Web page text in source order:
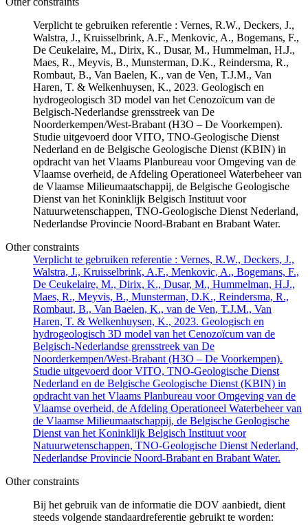
Verplicht te gebruiken referentie : Vernes, R.W., Deckers, J.,
Walstra, J., Kruisselbrink, A.F., Menkovic, A., Bogemans, F.,
De Ceukelaire, M., Dirix, K., Dusar, M., Hummelman, H.J.,
Maes, R., Meyvis, B., Munsterman, D.K., Reindersma, R.,
Rombaut, B., Van Baelen, K., van de Ven, T.J.M., Van
Haren, T. & Welkenhuysen, K., 2023. Geologisch en
hydrogeologisch 3D model van het Cenozoïcum van de
Belgisch-Nederlandse grensstreek van De
Noorderkempen/West-Brabant (H3O – De Voorkempen).
Studie uitgevoerd door VITO, TNO-Geologische Dienst
Nederland en de Belgische Geologische Dienst (KBIN) in
opdracht van het Vlaams Planbureau voor Omgeving van de
Vlaamse overheid, de Afdeling Operationeel Waterbeheer van
de Vlaamse Milieumaatschappij, de Belgische Geologische
Dienst van het Koninklijk Belgisch Instituut voor
Natuurwetenschappen, TNO-Geologische Dienst Nederland,
Nederlandse Provincie Noord-Brabant en Brabant Water.
Other constraints
Verplicht te gebruiken referentie : Vernes, R.W., Deckers, J.,
Walstra, J., Kruisselbrink, A.F., Menkovic, A., Bogemans, F.,
De Ceukelaire, M., Dirix, K., Dusar, M., Hummelman, H.J.,
Maes, R., Meyvis, B., Munsterman, D.K., Reindersma, R.,
Rombaut, B., Van Baelen, K., van de Ven, T.J.M., Van
Haren, T. & Welkenhuysen, K., 2023. Geologisch en
hydrogeologisch 3D model van het Cenozoïcum van de
Belgisch-Nederlandse grensstreek van De
Noorderkempen/West-Brabant (H3O – De Voorkempen).
Studie uitgevoerd door VITO, TNO-Geologische Dienst
Nederland en de Belgische Geologische Dienst (KBIN) in
opdracht van het Vlaams Planbureau voor Omgeving van de
Vlaamse overheid, de Afdeling Operationeel Waterbeheer van
de Vlaamse Milieumaatschappij, de Belgische Geologische
Dienst van het Koninklijk Belgisch Instituut voor
Natuurwetenschappen, TNO-Geologische Dienst Nederland,
Nederlandse Provincie Noord-Brabant en Brabant Water.
Other constraints
Bij het gebruik van de informatie die DOV aanbiedt, dient
steeds volgende standaardreferentie gebruikt te worden: